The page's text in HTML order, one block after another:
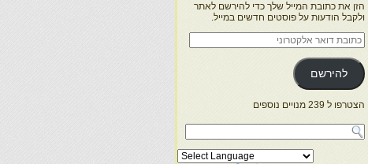
הזן את כתובת המייל שלך כדי להירשם לאתר
ולקבל הודעות על פוסטים חדשים במייל.
כתובת
דואר
אלקטרוני
להירשם
הצטרפו ל 239 מנויים נוספים